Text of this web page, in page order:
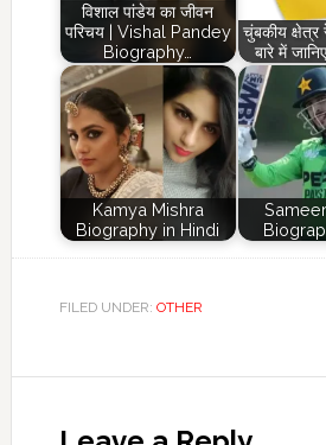
विशाल पांडेय का जीवन
परिचय | Vishal Pandey
Biography…
चुंबकीय
बारे में
Kamya Mishra
Biography in Hindi
FILED UNDER: OTHER